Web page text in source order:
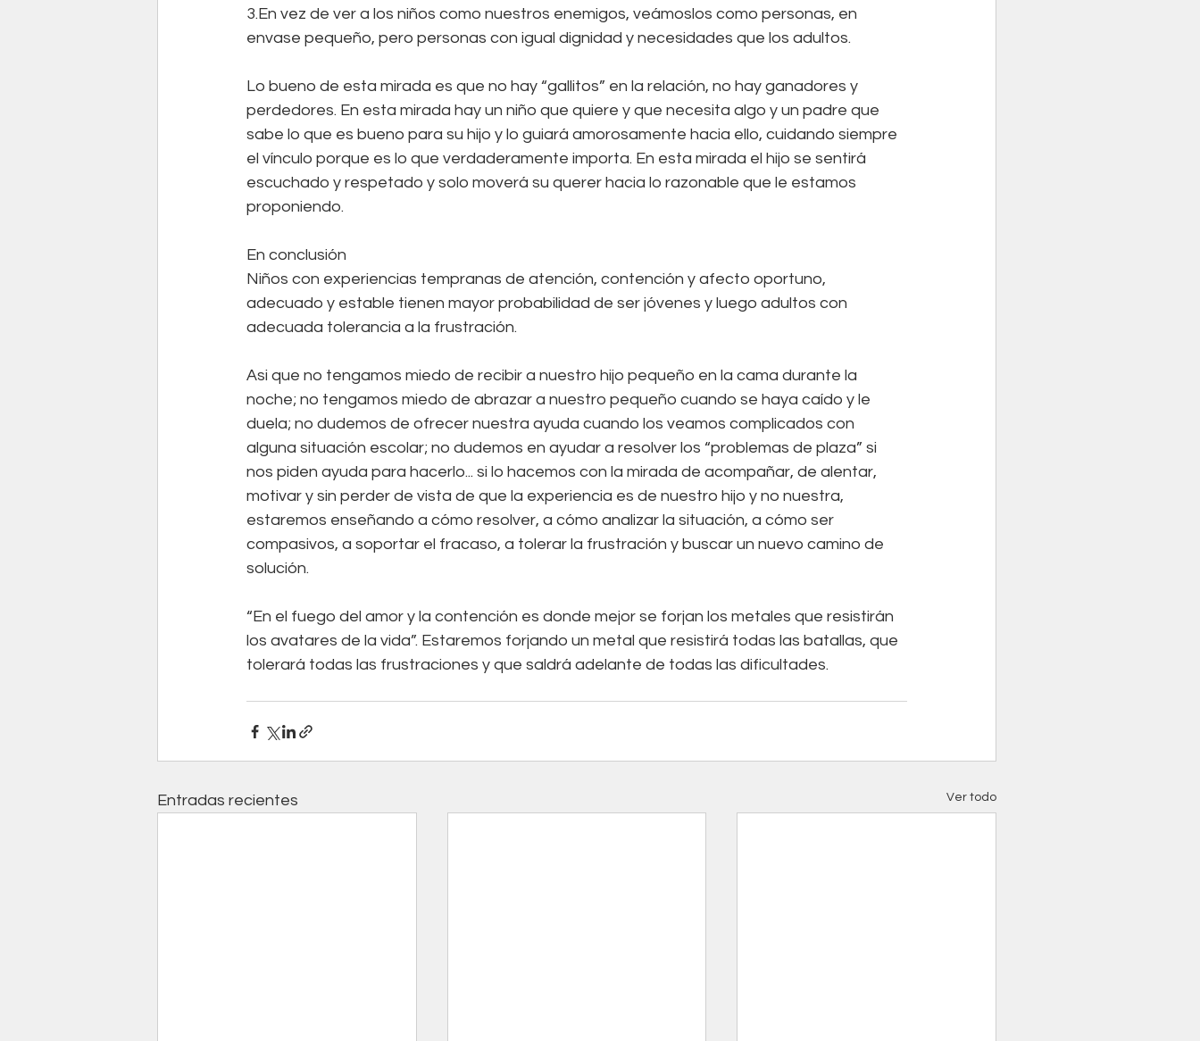
3.En vez de ver a los niños como nuestros enemigos, veámoslos como personas, en
envase pequeño, pero personas con igual dignidad y necesidades que los adultos.
Lo bueno de esta mirada es que no hay “gallitos” en la relación, no hay ganadores y
perdedores. En esta mirada hay un niño que quiere y que necesita algo y un padre que
sabe lo que es bueno para su hijo y lo guiará amorosamente hacia ello, cuidando siempre
el vínculo porque es lo que verdaderamente importa. En esta mirada el hijo se sentirá
escuchado y respetado y solo moverá su querer hacia lo razonable que le estamos
proponiendo.
En conclusión
Niños con experiencias tempranas de atención, contención y afecto oportuno,
adecuado y estable tienen mayor probabilidad de ser jóvenes y luego adultos con
adecuada tolerancia a la frustración.
Asi que no tengamos miedo de recibir a nuestro hijo pequeño en la cama durante la
noche; no tengamos miedo de abrazar a nuestro pequeño cuando se haya caído y le
duela; no dudemos de ofrecer nuestra ayuda cuando los veamos complicados con
alguna situación escolar; no dudemos en ayudar a resolver los “problemas de plaza” si
nos piden ayuda para hacerlo... si lo hacemos con la mirada de acompañar, de alentar,
motivar y sin perder de vista de que la experiencia es de nuestro hijo y no nuestra,
estaremos enseñando a cómo resolver, a cómo analizar la situación, a cómo ser
compasivos, a soportar el fracaso, a tolerar la frustración y buscar un nuevo camino de
solución.
“En el fuego del amor y la contención es donde mejor se forjan los metales que resistirán
los avatares de la vida”. Estaremos forjando un metal que resistirá todas las batallas, que
tolerará todas las frustraciones y que saldrá adelante de todas las dificultades.
Entradas recientes Ver todo